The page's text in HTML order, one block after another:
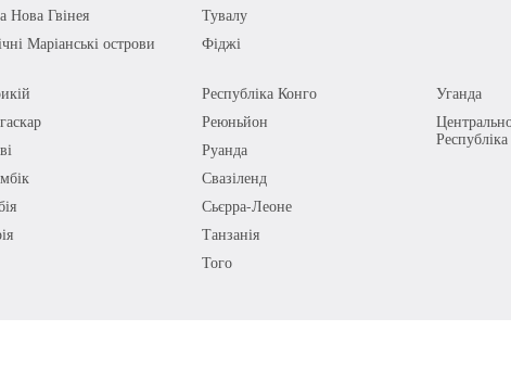
Нова Гвінея
Маріанські острови
Тувалу
Фіджі
Республіка Конго
Реюньйон
Руанда
Свазіленд
Сьєрра-Леоне
Танзанія
Того
Уганда
Республіка